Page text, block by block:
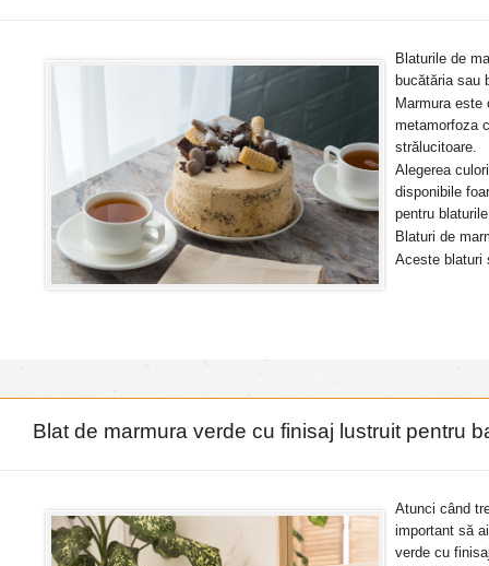
Blaturile de
bucătăria sau
Marmura
metamorfoza
strălucitoare.
Alegerea
disponibile
pentru
Blaturi de
Aceste blaturi
Blat de marmura verde cu finisaj lustruit pentru
Atunci când
important să
verde cu